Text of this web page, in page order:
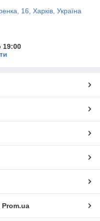
16, Харків, Україна
19:00
Prom.ua